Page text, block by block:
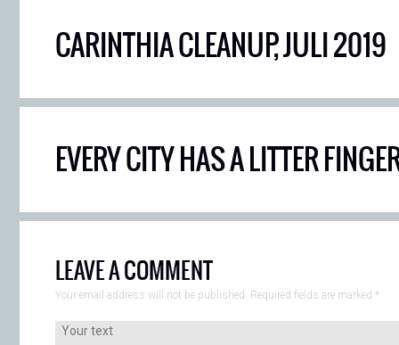
CARINTHIA CLEANUP, JULI 2019
EVERY CITY HAS A LITTER
LEAVE A COMMENT
Your email address will not be published. Required fields are marked *